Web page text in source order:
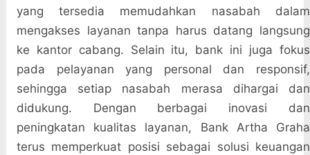
yang tersedia memudahkan nasabah dalam
mengakses layanan tanpa harus datang langsung
ke kantor cabang. Selain itu, bank ini juga fokus
pada pelayanan yang personal dan responsif,
sehingga setiap nasabah merasa dihargai dan
didukung. Dengan berbagai inovasi dan
peningkatan kualitas layanan, Bank Artha Graha
terus memperkuat posisi sebagai solusi keuangan